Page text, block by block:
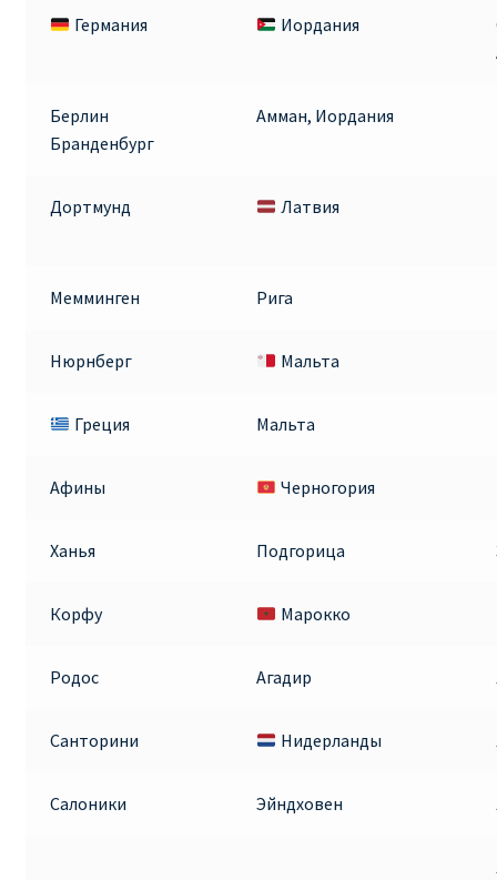
Германия Иордания
Берлин
Бранденбург
Амман, Иордания
Дортмунд Латвия
Мемминген Рига
Нюрнберг Мальта
Греция Мальта
Афины Черногория
Ханья Подгорица
Корфу Марокко
Родос Агадир
Санторини Нидерланды
Салоники Эйндховен